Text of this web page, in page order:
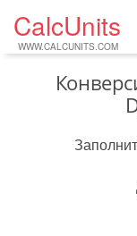
CalcUnits
WWW.CALCUNITS.COM